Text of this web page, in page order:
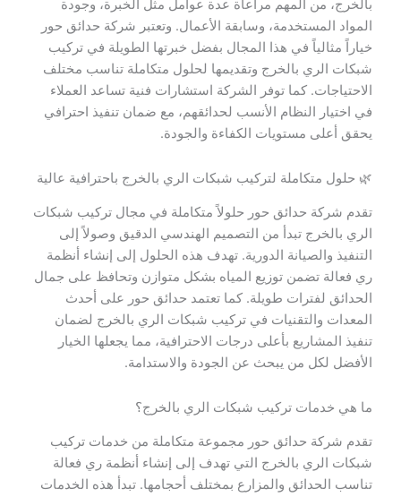
بالخرج، من المهم مراعاة عدة عوامل مثل الخبرة، وجودة
المواد المستخدمة، وسابقة الأعمال. وتعتبر شركة حدائق حور
خياراً مثالياً في هذا المجال بفضل خبرتها الطويلة في تركيب
شبكات الري بالخرج وتقديمها لحلول متكاملة تناسب مختلف
الاحتياجات. كما توفر الشركة استشارات فنية تساعد العملاء
في اختيار النظام الأنسب لحدائقهم، مع ضمان تنفيذ احترافي
يحقق أعلى مستويات الكفاءة والجودة.
🌿 حلول متكاملة لتركيب شبكات الري بالخرج باحترافية عالية
تقدم شركة حدائق حور حلولاً متكاملة في مجال تركيب شبكات
الري بالخرج تبدأ من التصميم الهندسي الدقيق وصولاً إلى
التنفيذ والصيانة الدورية. تهدف هذه الحلول إلى إنشاء أنظمة
ري فعالة تضمن توزيع المياه بشكل متوازن وتحافظ على جمال
الحدائق لفترات طويلة. كما تعتمد حدائق حور على أحدث
المعدات والتقنيات في تركيب شبكات الري بالخرج لضمان
تنفيذ المشاريع بأعلى درجات الاحترافية، مما يجعلها الخيار
الأفضل لكل من يبحث عن الجودة والاستدامة.
ما هي خدمات تركيب شبكات الري بالخرج؟
تقدم شركة حدائق حور مجموعة متكاملة من خدمات تركيب
شبكات الري بالخرج التي تهدف إلى إنشاء أنظمة ري فعالة
تناسب الحدائق والمزارع بمختلف أحجامها. تبدأ هذه الخدمات